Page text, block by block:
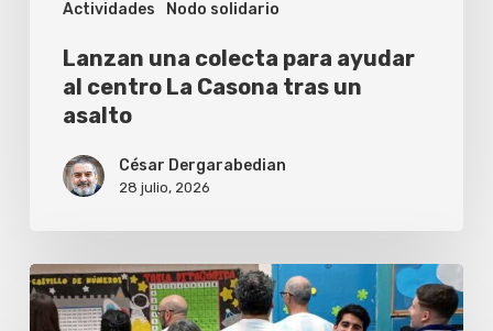
Actividades Nodo solidario
asalto
Lanzan una colecta para ayudar
al centro La Casona tras un
asalto
César Dergarabedian
28 julio, 2026
Follow